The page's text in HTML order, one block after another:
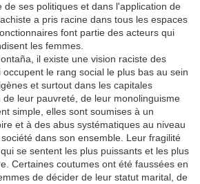
ses politiques et dans l'application de
a pris racine dans tous les espaces
font partie des acteurs qui
les femmes.
il existe une vision raciste des
le rang social le plus bas au sein
et surtout dans les capitales
de leur pauvreté, de leur monolinguisme
simple, elles sont soumises à un
et à des abus systématiques au niveau
dans son ensemble. Leur fragilité
se sentent les plus puissants et les plus
Certaines coutumes ont été faussées en
de décider de leur statut marital, de